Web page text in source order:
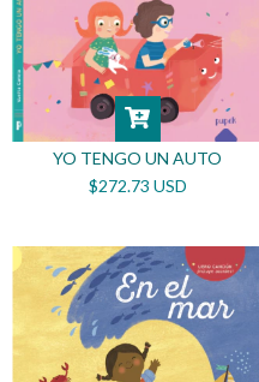
YO TENGO UN AUTO
$272.73 USD